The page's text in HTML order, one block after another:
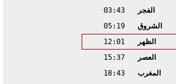
الفجر
03:43
الشروق
05:19
الظهر
12:01
العصر
15:37
المغرب
18:43